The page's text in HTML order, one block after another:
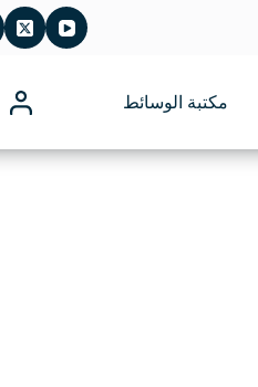
مكتبة الوسائط